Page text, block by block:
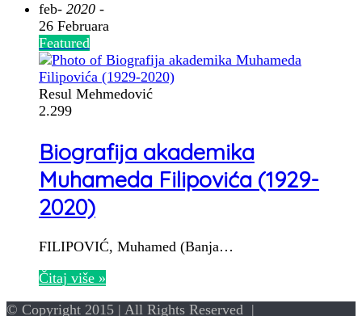
feb- 2020 -
26 Februara
Featured
Resul Mehmedović
2.299
Biografija akademika
Muhameda Filipovića (1929-
2020)
FILIPOVIĆ, Muhamed (Banja…
Čitaj više »
© Copyright 2015 | All Rights Reserved |